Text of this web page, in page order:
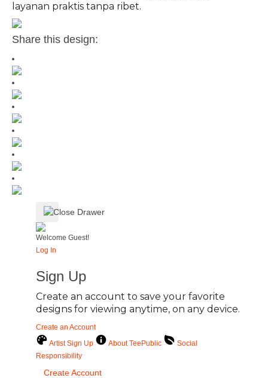
layanan praktis tanpa ribet.
Share this design:
Welcome Guest!
Log In
Sign Up
Create an account to save your favorite
designs for viewing anytime, on any device.
Create an Account
Artist Sign Up
About TeePublic
Social
Responsibility
Create Account